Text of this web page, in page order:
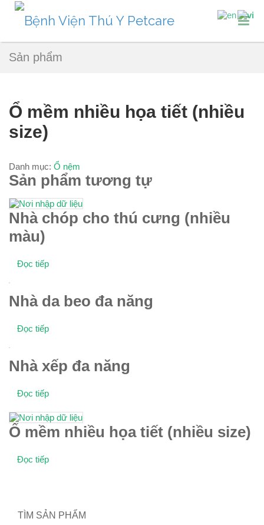
Sản phẩm
Ổ mềm nhiều họa tiết (nhiều
size)
Danh mục: Ổ nệm
Sản phẩm tương tự
Nhà chóp cho thú cưng (nhiều
màu)
Đọc tiếp
Nhà da beo đa năng
Đọc tiếp
Nhà xếp đa năng
Đọc tiếp
Ổ mềm nhiều họa tiết (nhiều size)
Đọc tiếp
TÌM SẢN PHẨM